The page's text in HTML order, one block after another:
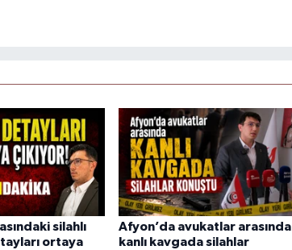
silahlı
ortaya
Afyon’da avukatlar arasında
kanlı kavgada silahlar